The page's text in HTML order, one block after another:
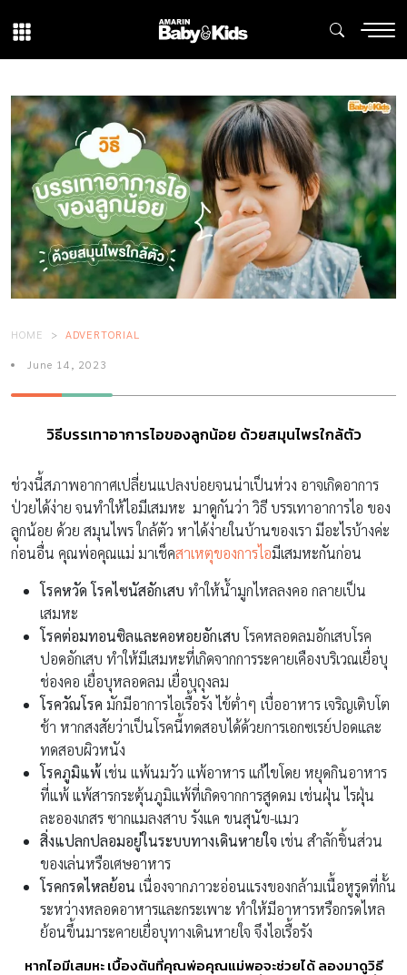
HOME ADVERTORIAL
June 14, 2023
วิธีบรรเทาอาการไอของลูกน้อย ด้วยสมุนไพรใกล้ตัว
ช่วงนี้สภาพอากาศเปลี่ยนแปลงบ่อยจนน่าเป็นห่วง อาจเกิดอาการ
ป่วยได้ง่าย จนทำให้ไอมีเสมหะ มาดูกันว่า วิธี บรรเทาอาการไอ ของ
ลูกน้อย ด้วย สมุนไพร ใกล้ตัว หาได้ง่ายในบ้านของเรา มีอะไรบ้างค่ะ
ก่อนอื่น คุณพ่อคุณแม่ มาเช็คสาเหตุของการไอมีเสมหะกันก่อน
โรคหวัด โรคไซนัสอักเสบ ทำให้น้ำมูกไหลลงคอ กลายเป็น
เสมหะ
โรคต่อมทอนซิลและคอหอยอักเสบ โรคหลอดลมอักเสบโรค
ปอดอักเสบ ทำให้มีเสมหะที่เกิดจากการระคายเคืองบริเวณเยื่อบุ
ช่องคอ เยื่อบุหลอดลม เยื่อบุถุงลม
โรควัณโรค มักมีอาการไอเรื้อรัง ไข้ต่ำๆ เบื่ออาหาร เจริญเติบโต
ช้า หากสงสัยว่าเป็นโรคนี้ทดสอบได้ด้วยการเอกซเรย์ปอดและ
ทดสอบผิวหนัง
โรคภูมิแพ้เช่น แพ้นมวัว แพ้อาหาร แก้ไขโดย หยุดกินอาหาร
ที่แพ้ แพ้สารกระตุ้นภูมิแพ้ที่เกิดจากการสูดดม เช่นฝุ่น ไรฝุ่น
ละอองเกสร ซากแมลงสาบ รังแค ขนสุนัข-แมว
สิ่งแปลกปลอมอยู่ในระบบทางเดินหายใจ เช่น สำลักชิ้นส่วน
ของเล่นหรือเศษอาหาร
โรคกรดไหลย้อน เนื่องจากภาวะอ่อนแรงของกล้ามเนื้อหูรูดที่กั้น
ระหว่างหลอดอาหารและกระเพาะ ทำให้มีอาหารหรือกรดไหล
ย้อนขึ้นมาระคายเยื่อบุทางเดินหายใจ จึงไอเรื้อรัง
หากไอมีเสมหะ เบื้องต้นที่คุณพ่อคุณแม่พอจะช่วยได้ ลองมาดูวิธี